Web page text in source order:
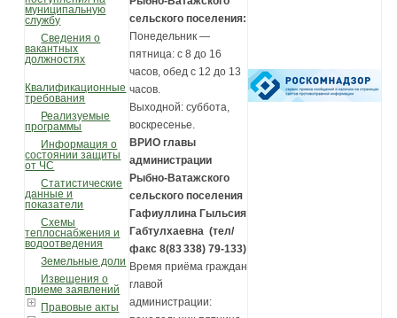
муниципальную
службу
Сведения о
вакантных
должностях
Квалификационные
требования
Реализуемые
программы
Информация о
состоянии защиты
от ЧС
Статистические
данные и
показатели
Схемы
теплоснабжения и
водоотведения
Земельные доли
Извещения о
приеме заявлений
Правовые акты
сельского поселения:
Понедельник —
пятница: с 8 до 16
часов, обед с 12 до 13
часов.
Выходной: суббота,
воскресенье.
ВРИО главы
администрации
Рыбно-Ватажского
сельского поселения
Гафиуллина Гыльсия
Габтулхаевна (тел/
факс 8(83 338) 79-133)
Время приёма граждан
главой
администрации: